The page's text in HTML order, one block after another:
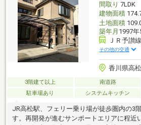
間取り 7LDK
建物面積
土地面積
築年月 1997
ＪＲ予讃
その他の交通
香川県高
3階建て以上 南道路
駐車場あり
システムキッチン
JR高松駅、フェリー乗り場が徒歩圏内の3
す。再開発が進むサンポートエリアに程近